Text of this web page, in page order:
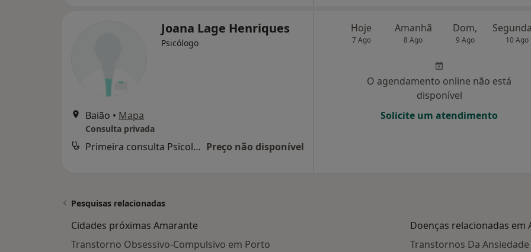
Joana Lage Henriques
Psicólogo
Baião • Mapa
Consulta privada
Primeira consulta Psicologia Preço não disponível
Hoje
7 Ago
Amanhã
8 Ago
Dom,
9 Ago 10 Ago
O agendamento online não está
disponível
Solicite um atendimento
Pesquisas relacionadas
Cidades próximas Amarante
Transtorno Obsessivo-Compulsivo em Porto
Doenças relacionadas em
Transtornos Da